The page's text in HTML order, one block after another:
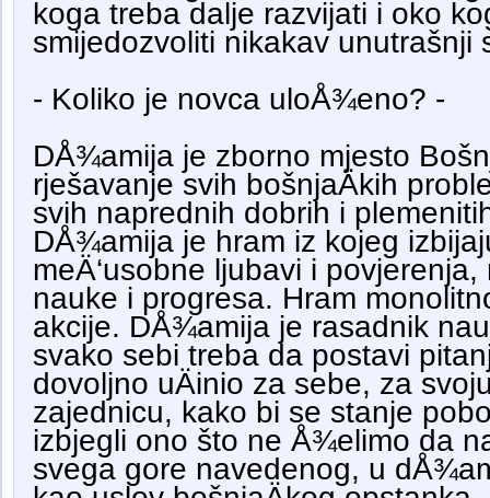
koga treba dalje razvijati i oko
smijedozvoliti nikakav unutrašnji
- Koliko je novca uloÅ¾eno? -
DÅ¾amija je zborno mjesto
rješavanje svih bošnjaÄkih
svih naprednih dobrih i
DÅ¾amija je hram iz kojeg
meÄ‘usobne ljubavi i
nauke i progresa. Hram
akcije. DÅ¾amija je rasadnik
svako sebi treba da postavi
dovoljno uÄinio za sebe, za
zajednicu, kako bi se stanje
izbjegli ono što ne Å¾elimo da
svega gore navedenog, u